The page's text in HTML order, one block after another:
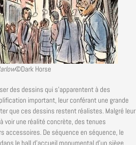
©Dark Horse
des dessins qui s’apparentent à des
important, leur conférant une grande
que ces dessins restent réalistes. Malgré leur
voir une réalité concrète, des tenues
accessoires. De séquence en séquence, le
le hall d’accueil monumental d’un siège